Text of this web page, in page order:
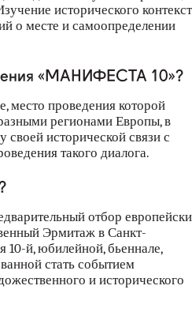
исторического
о месте и самоопределении
«МАНИФЕСТА 10»?
проведения которой
регионами Европы, в
исторической связи с
такого диалога.
отбор
Эрмитаж в Санкт-
10-й, юбилейной, бьеннале,
стать событием
и исторического